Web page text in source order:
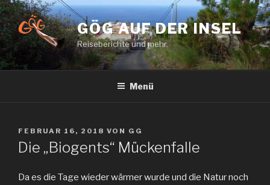
Zum
Inhalt
springen
GÖG AUF DER INSEL
Reiseberichte und mehr.
Menü
VERÖFFENTLICHT
AM
FEBRUAR 16, 2018 VON GG
Die „Biogents“ Mückenfalle
Da es die Tage wieder wärmer wurde und die Natur noch